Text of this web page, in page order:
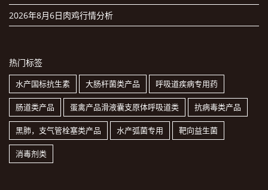
2026年8月6日肉鸡行情分析
热门标签
水产国标抗生素 大肠杆菌类产品 呼吸道疾病专用药
肠道类产品 蛋禽产品滑液囊支原体呼吸道类 抗病毒类产品
黑肺，支气管栓塞类产品 水产弧菌专用 靶向益生菌
消毒剂类